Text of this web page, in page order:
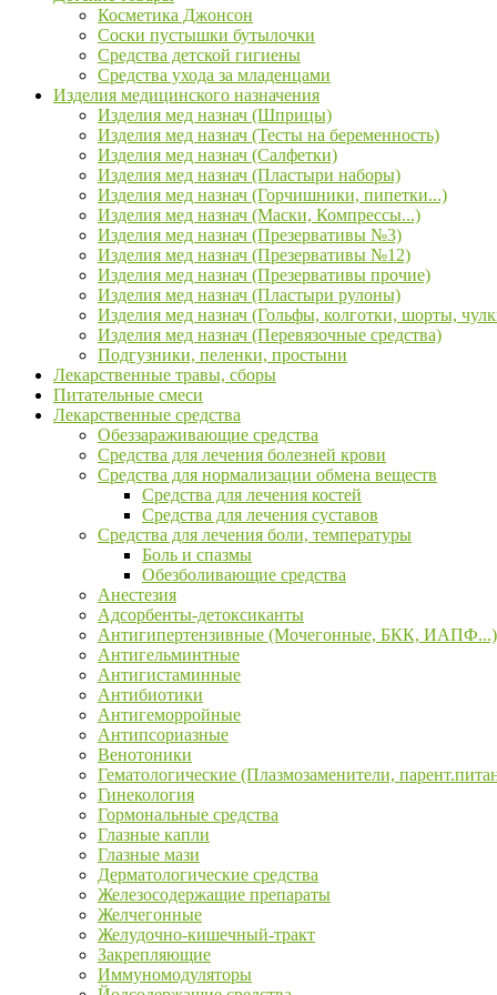
Косметика Джонсон
Соски пустышки бутылочки
Средства детской гигиены
Средства ухода за младенцами
Изделия медицинского назначения
Изделия мед назнач (Шприцы)
Изделия мед назнач (Тесты на беременность)
Изделия мед назнач (Салфетки)
Изделия мед назнач (Пластыри наборы)
Изделия мед назнач (Горчишники, пипетки...)
Изделия мед назнач (Маски, Компрессы...)
Изделия мед назнач (Презервативы №3)
Изделия мед назнач (Презервативы №12)
Изделия мед назнач (Презервативы прочие)
Изделия мед назнач (Пластыри рулоны)
Изделия мед назнач (Гольфы, колготки, шорты,
Изделия мед назнач (Перевязочные средства)
Подгузники, пеленки, простыни
Лекарственные травы, сборы
Питательные смеси
Лекарственные средства
Обеззараживающие средства
Средства для лечения болезней крови
Средства для нормализации обмена веществ
Средства для лечения костей
Средства для лечения суставов
Средства для лечения боли, температуры
Боль и спазмы
Обезболивающие средства
Анестезия
Адсорбенты-детоксиканты
Антигипертензивные (Мочегонные, БКК, ИАПФ...)
Антигельминтные
Антигистаминные
Антибиотики
Антигеморройные
Антипсориазные
Венотоники
Гематологические (Плазмозаменители,
Гинекология
Гормональные средства
Глазные капли
Глазные мази
Дерматологические средства
Железосодержащие препараты
Желчегонные
Желудочно-кишечный-тракт
Закрепляющие
Иммуномодуляторы